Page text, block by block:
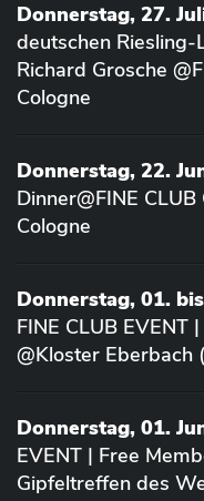
Donnerstag, 27.
deutschen Riesling-
Richard Grosche
Cologne
Donnerstag, 22.
Dinner@FINE
Cologne
Donnerstag, 01.
FINE CLUB
@Kloster Eberbach
Donnerstag, 01.
EVENT | Free
Gipfeltreffen des